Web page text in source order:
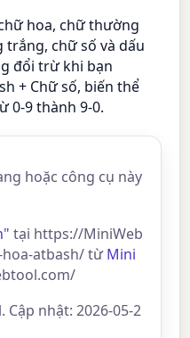
hoa, chữ thường
chữ số và dấu
đổi trừ khi bạn
+ Chữ số, biến thể
0-9 thành 9-0.
hoặc công cụ này
tại https://MiniWeb
atbash/ từMini
nhật: 2026-05-2